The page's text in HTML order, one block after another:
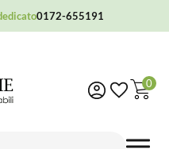
0172-655191
0